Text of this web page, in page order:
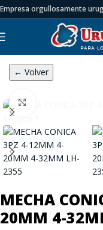
Empresa orgullosamente
← Volver
MECHA
20MM 4-